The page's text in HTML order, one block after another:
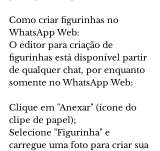
Como criar figurinhas no
WhatsApp Web:
O editor para criação de
figurinhas está disponível partir
de qualquer chat, por enquanto
somente no WhatsApp Web:
Clique em "Anexar" (ícone do
clipe de papel);
Selecione "Figurinha" e
carregue uma foto para criar sua